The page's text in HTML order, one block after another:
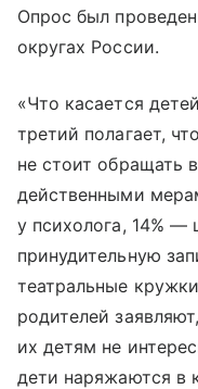
Опрос был
округах России.
«Что касается
третий полагает,
не стоит обращать
действенными
у психолога, 14%
принудительную
театральные
родителей
их детям не
дети наряжаются в